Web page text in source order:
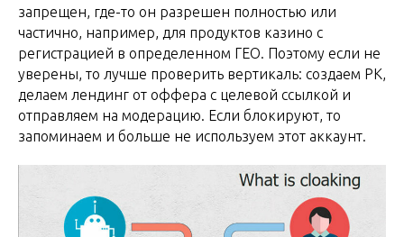
запрещен, где-то он разрешен полностью или
частично, например, для продуктов казино с
регистрацией в определенном ГЕО. Поэтому если не
уверены, то лучше проверить вертикаль: создаем РК,
делаем лендинг от оффера с целевой ссылкой и
отправляем на модерацию. Если блокируют, то
запоминаем и больше не используем этот аккаунт.